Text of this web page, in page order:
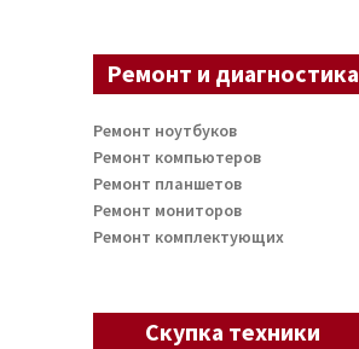
Ремонт и диагностика
Ремонт ноутбуков
Ремонт компьютеров
Ремонт планшетов
Ремонт мониторов
Ремонт комплектующих
Скупка техники